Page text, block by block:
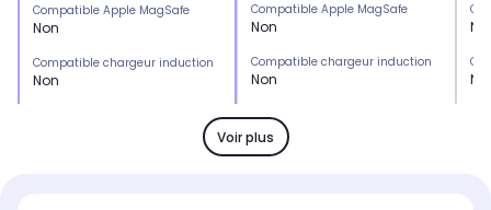
Compatible Apple MagSafe
Non
Compatible chargeur induction
Non
Compatible Apple MagSafe
Non
Compatible chargeur induction
Non
Emplacement(s) carte(s)
Non
Voir plus